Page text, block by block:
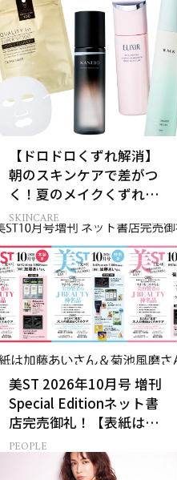
【ドロドロくずれ解消】
朝のスキンケアで差がつ
く！夏のメイクくずれ防
止術
SKINCARE
美ST 2026年10月号 増刊
Special Editionネット書
店完売御礼！【表紙は加
藤あいさん＆菊池風磨さ
PEOPLE